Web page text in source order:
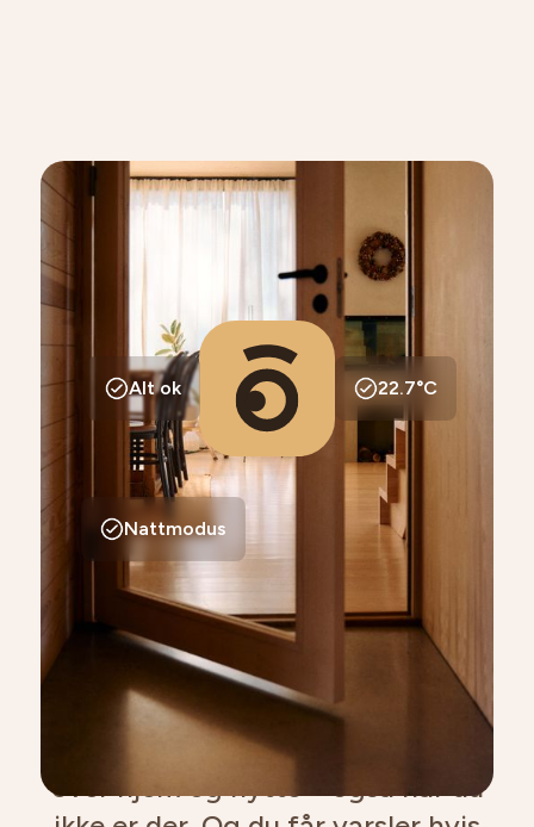
Nattmodus
22.7°C
Alt ok
Du finner alt i appen
I Ohma-appen får du full oversikt
over hjem og hytte – også når du